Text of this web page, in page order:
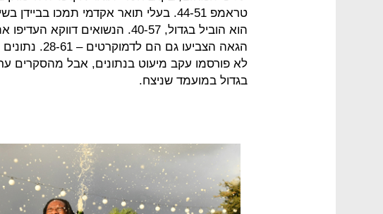
הגאה הצביעו
לא פורסמו עקב מיעוט בנתונים, אבל מהסקרים
בגדול במועמד שניצח.